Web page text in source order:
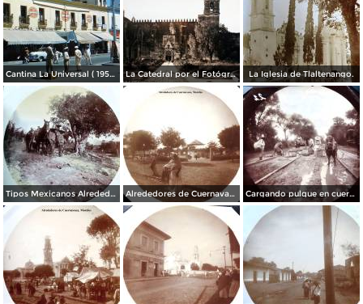
Cantina La Universal ( 1950 ). La Catedral por el Fotógrafo Hugo Brehme. La Iglesia de Tlaltenango.
Tipos Mexicanos Alrededores de Cuernavaca Morelos.. Alrededores de Cuernavaca Morelos. Cargando pulque en cueros de puerco Alrededores de Cuernavaca Morelos.